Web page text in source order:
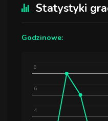
Statystyki
Godzinowe:
4
6
8